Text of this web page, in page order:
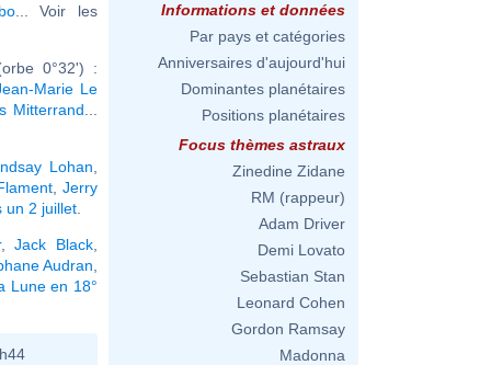
... Voir les
0°32') :
Marie Le
Mitterrand
Lohan
,Jerry
un 2 juillet
,Jack Black
Audran
Lune en 18°
Informations et données
Par pays et catégories
Anniversaires d'aujourd'hui
Dominantes planétaires
Positions planétaires
Focus thèmes astraux
Zinedine Zidane
RM (rappeur)
Adam Driver
Demi Lovato
Sebastian Stan
Leonard Cohen
Gordon Ramsay
Madonna